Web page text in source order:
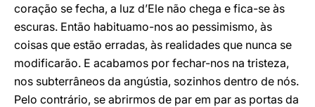
coração se fecha, a luz d’Ele não chega e fica-se às
escuras. Então habituamo-nos ao pessimismo, às
coisas que estão erradas, às realidades que nunca se
modificarão. E acabamos por fechar-nos na tristeza,
nos subterrâneos da angústia, sozinhos dentro de nós.
Pelo contrário, se abrirmos de par em par as portas da